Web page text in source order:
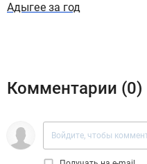
Адыгее за год
Комментарии (0)